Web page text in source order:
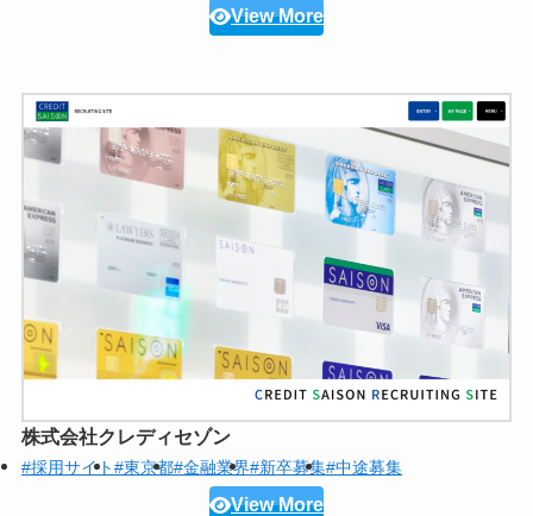
View More
株式会社クレディセゾン
#採用サイト#東京都#金融業界#新卒募集#中途募集
View More